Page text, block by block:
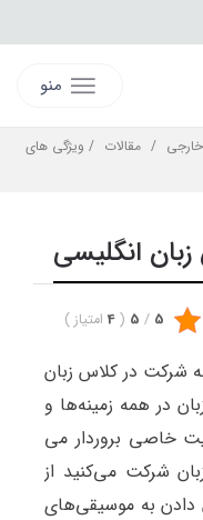
منو
/ مقالات / ویژگی های
انگلیسی
5
/
5
(
4 امتیاز)
شرکت در کلاس زبان
در همه زمینه‌ها و
خاصی بروردار می
شرکت می‌کنید از
دادن به موسیقی‌های